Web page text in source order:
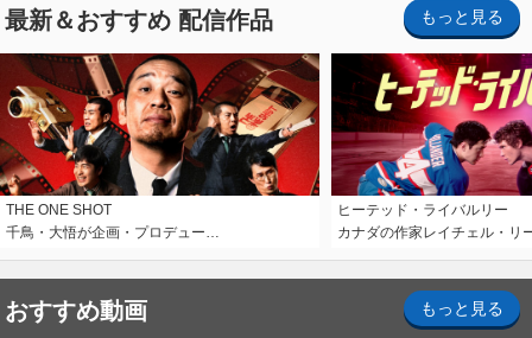
最新＆おすすめ 配信作品 もっと見る
THE ONE SHOT
千鳥・大悟が企画・プロデュー…
ヒーテッド・ライバルリー
カナダの作家レイチェル・リ
おすすめ動画 もっと見る